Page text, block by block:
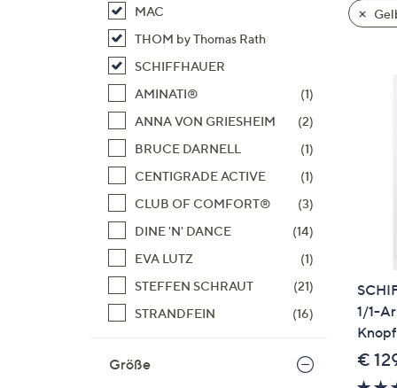
MAC
THOM by Thomas Rath
SCHIFFHAUER
AMINATI®
(1)
ANNA VON GRIESHEIM
(2)
BRUCE DARNELL
(1)
CENTIGRADE ACTIVE
(1)
CLUB OF COMFORT®
(3)
DINE 'N' DANCE
(14)
EVA LUTZ
(1)
STEFFEN SCHRAUT
(21)
STRANDFEIN
(16)
Größe
1/1-
€